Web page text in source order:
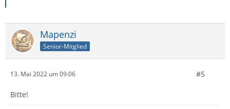
Mapenzi
Senior-Mitglied
13. Mai 2022 um 09:06 #5
Bitte!